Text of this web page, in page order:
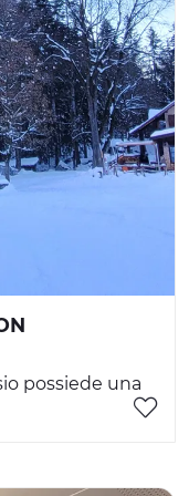
possiede una